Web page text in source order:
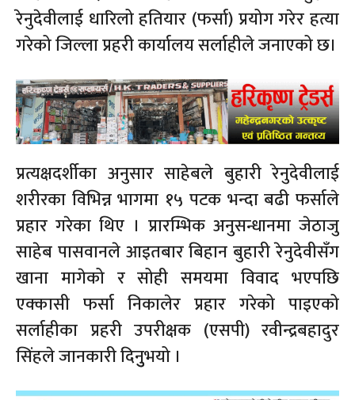
रेनुदेवीलाई धारिलो हतियार (फर्सा) प्रयोग गरेर हत्या
गरेको जिल्ला प्रहरी कार्यालय सर्लाहीले जनाएको छ।
प्रत्यक्षदर्शीका अनुसार साहेबले बुहारी रेनुदेवीलाई
शरीरका विभिन्न भागमा १५ पटक भन्दा बढी फर्साले
प्रहार गरेका थिए । प्रारम्भिक अनुसन्धानमा जेठाजु
साहेब पासवानले आइतबार बिहान बुहारी रेनुदेवीसँग
खाना मागेको र सोही समयमा विवाद भएपछि
एक्कासी फर्सा निकालेर प्रहार गरेको पाइएको
सर्लाहीका प्रहरी उपरीक्षक (एसपी) रवीन्द्रबहादुर
सिंहले जानकारी दिनुुभयो ।